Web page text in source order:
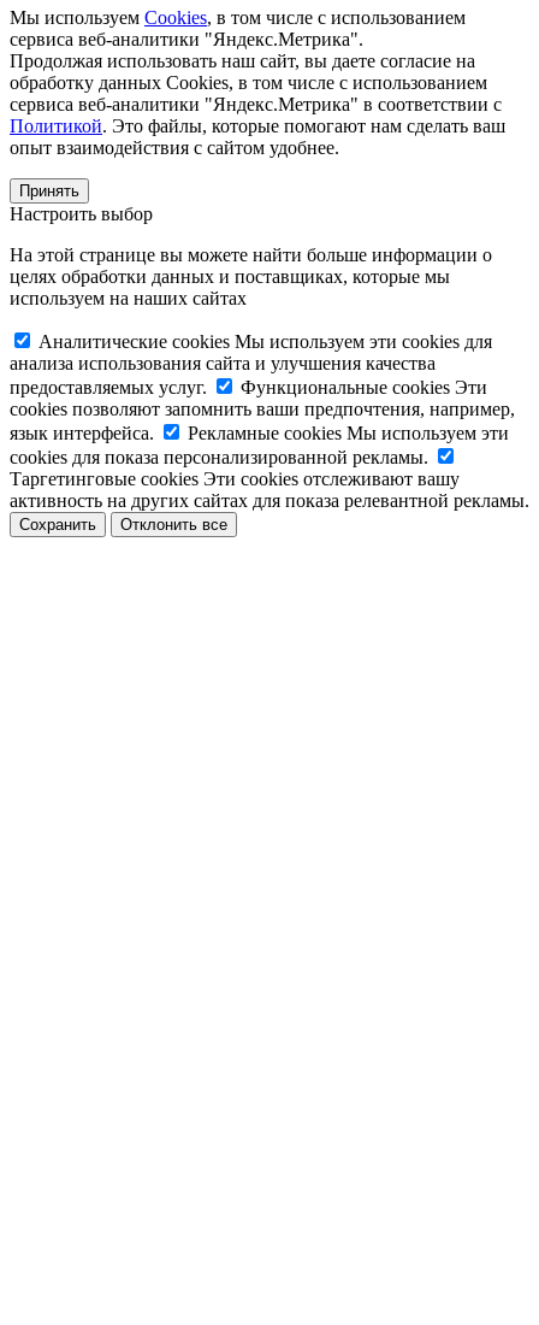
Мы используем Cookies, в том числе с использованием
сервиса веб-аналитики "Яндекс.Метрика".
Продолжая использовать наш сайт, вы даете согласие на
обработку данных Cookies, в том числе с использованием
сервиса веб-аналитики "Яндекс.Метрика" в соответствии с
Политикой. Это файлы, которые помогают нам сделать ваш
опыт взаимодействия с сайтом удобнее.
Принять
Настроить выбор
На этой странице вы можете найти больше информации о
целях обработки данных и поставщиках, которые мы
используем на наших сайтах
Аналитические cookies Мы используем эти cookies для
анализа использования сайта и улучшения качества
предоставляемых услуг.
Функциональные cookies Эти
cookies позволяют запомнить ваши предпочтения, например,
язык интерфейса.
Рекламные cookies Мы используем эти
cookies для показа персонализированной рекламы.
Таргетинговые cookies Эти cookies отслеживают вашу
активность на других сайтах для показа релевантной рекламы.
Сохранить Отклонить все